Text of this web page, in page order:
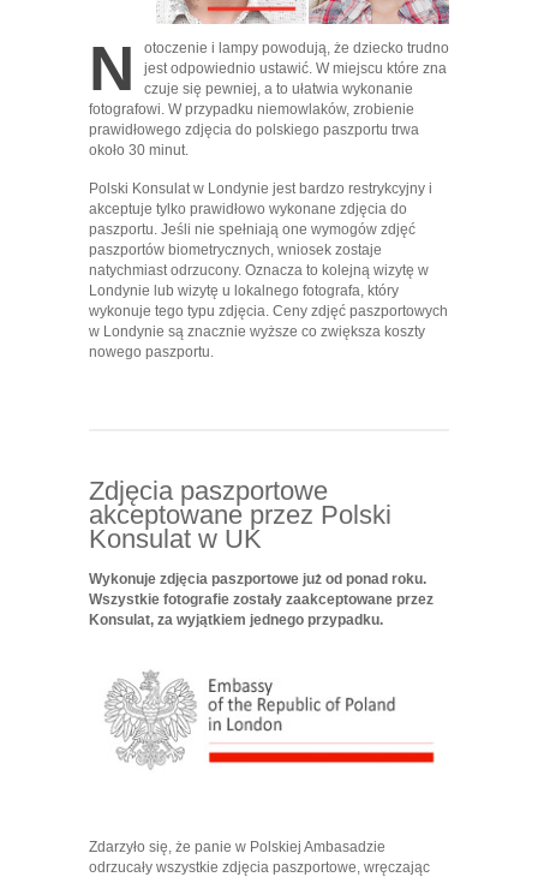
N
otoczenie i lampy powodują, że dziecko trudno
jest odpowiednio ustawić. W miejscu które zna
czuje się pewniej, a to ułatwia wykonanie
fotografowi. W przypadku niemowlaków, zrobienie
prawidłowego zdjęcia do polskiego paszportu trwa
około 30 minut.
Polski Konsulat w Londynie jest bardzo restrykcyjny i
akceptuje tylko prawidłowo wykonane zdjęcia do
paszportu. Jeśli nie spełniają one wymogów zdjęć
paszportów biometrycznych, wniosek zostaje
natychmiast odrzucony. Oznacza to kolejną wizytę w
Londynie lub wizytę u lokalnego fotografa, który
wykonuje tego typu zdjęcia. Ceny zdjęć paszportowych
w Londynie są znacznie wyższe co zwiększa koszty
nowego paszportu.
Zdjęcia paszportowe
akceptowane przez Polski
Konsulat w UK
Wykonuje zdjęcia paszportowe już od ponad roku.
Wszystkie fotografie zostały zaakceptowane przez
Konsulat, za wyjątkiem jednego przypadku.
Zdarzyło się, że panie w Polskiej Ambasadzie
odrzucały wszystkie zdjęcia paszportowe, wręczając